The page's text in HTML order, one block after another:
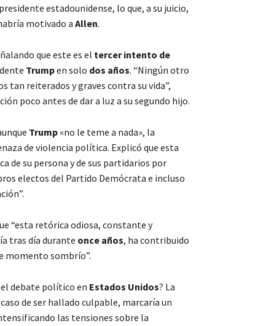
estadounidense, lo que, a su juicio,
motivado aAllen.
que este es el tercer intento de
Trumpen solo dos años. “Ningún otro
reiterados y graves contra su vida”,
poco antes de dar a luz a su segundo hijo.
Trump«no le teme a nada», la
de violencia política. Explicó que esta
de su persona y de sus partidarios por
electos del Partido Demócrata e incluso
“esta retórica odiosa, constante y
tras día durante once años, ha contribuido
momento sombrío”.
debate político en Estados Unidos? La
de ser hallado culpable, marcaría un
las tensiones sobre la